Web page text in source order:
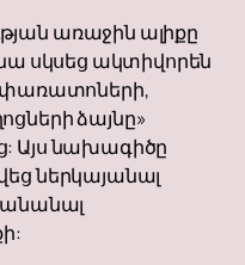
առաջին ալիքը
սկսեց ակտիվորեն
փառատոների,
ձայնը»
Այս նախագիծը
ներկայանալ